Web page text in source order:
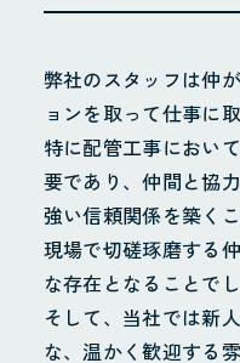
弊社のスタッフは仲
ョンを取って仕事に
特に配管工事におい
要であり、仲間と協
強い信頼関係を築く
現場で切磋琢磨する
な存在となることでし
そして、当社では新
な、温かく歓迎する